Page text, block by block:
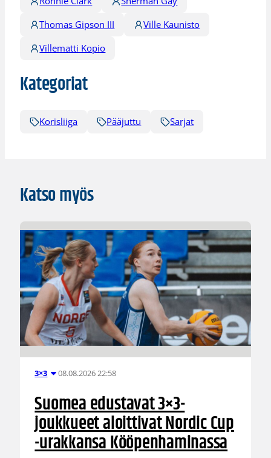
Thomas Gipson III
Ville Kaunisto
Villematti Kopio
Kategoriat
Korisliiga Pääjuttu Sarjat
Katso myös
3×3 08.08.2026 22:58
Suomea edustavat 3×3-
joukkueet aloittivat Nordic Cup
-urakkansa Kööpenhaminassa